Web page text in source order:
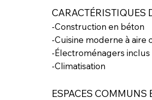
CARACTÉRISTIQUES
-Construction en béton
-Cuisine moderne à aire
-Électroménagers inclus
-Climatisation
ESPACES COMMUNS